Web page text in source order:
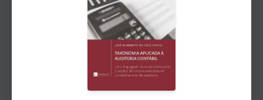
desde a definição dos objetivos até a
elaboração do programa de trabalho. Você
aprenderá como identificar os riscos e
estabelecer os procedimentos adequados para